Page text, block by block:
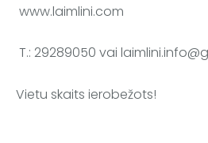
www.laimlini.com
T.: 29289050 vai
Vietu skaits ierobežots!